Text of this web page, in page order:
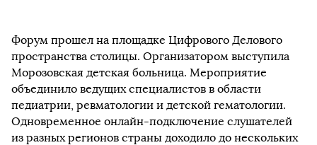
Форум прошел на площадке Цифрового Делового
пространства столицы. Организатором выступила
Морозовская детская больница. Мероприятие
объединило ведущих специалистов в области
педиатрии, ревматологии и детской гематологии.
Одновременное онлайн-подключение слушателей
из разных регионов страны доходило до нескольких